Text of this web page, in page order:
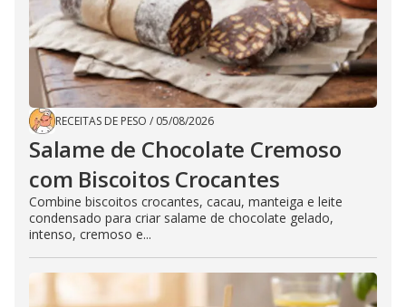
RECEITAS DE PESO / 05/08/2026
Salame de Chocolate Cremoso
com Biscoitos Crocantes
Combine biscoitos crocantes, cacau, manteiga e leite
condensado para criar salame de chocolate gelado,
intenso, cremoso e...